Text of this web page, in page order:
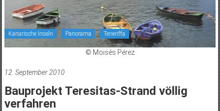
Kanarische Inseln Panorama Teneriffa
© Moisés Pérez
12. September 2010
Bauprojekt Teresitas-Strand völlig
verfahren